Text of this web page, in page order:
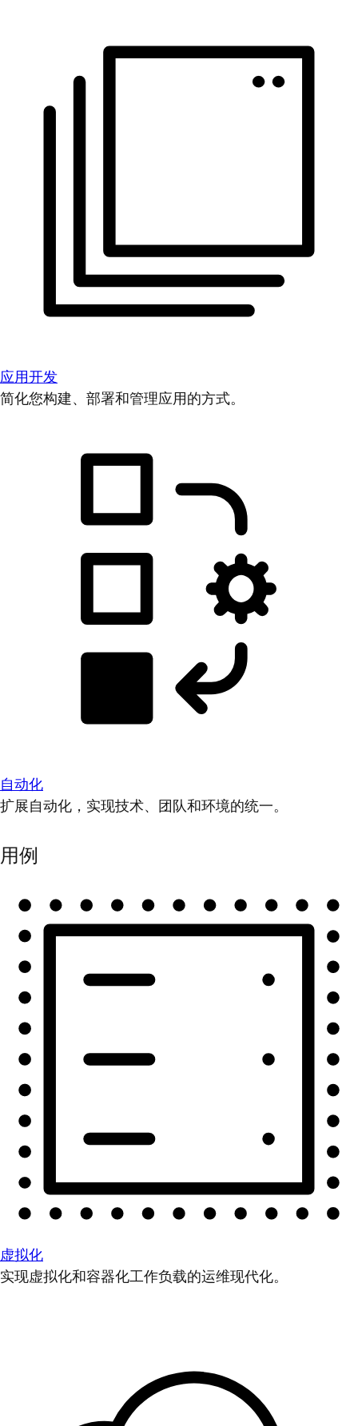
应用开发
简化您构建、部署和管理应用的方式。
自动化
扩展自动化，实现技术、团队和环境的统一。
用例
虚拟化
实现虚拟化和容器化工作负载的运维现代化。